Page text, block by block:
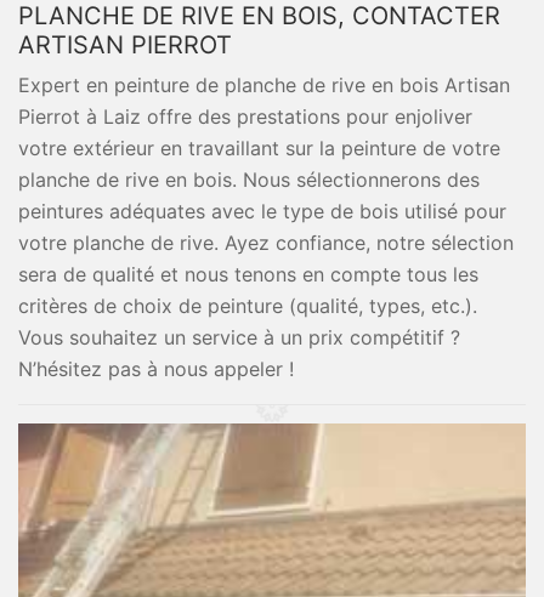
PLANCHE DE RIVE EN BOIS, CONTACTER
ARTISAN PIERROT
Expert en peinture de planche de rive en bois Artisan
Pierrot à Laiz offre des prestations pour enjoliver
votre extérieur en travaillant sur la peinture de votre
planche de rive en bois. Nous sélectionnerons des
peintures adéquates avec le type de bois utilisé pour
votre planche de rive. Ayez confiance, notre sélection
sera de qualité et nous tenons en compte tous les
critères de choix de peinture (qualité, types, etc.).
Vous souhaitez un service à un prix compétitif ?
N’hésitez pas à nous appeler !